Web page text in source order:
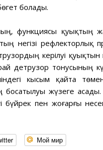
болады.
функциясы қуықтың
негізі рефлекторлық
керілуі қуықтын
детрузор тонусының
кысым қайта
жүзеге асады.
бүйрек пен жоғарғы
Мой мир